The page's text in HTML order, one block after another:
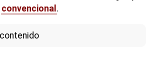
convencional .